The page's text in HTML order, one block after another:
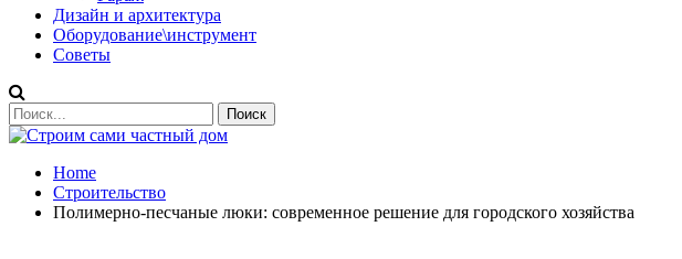
Дизайн и архитектура
Оборудование\инструмент
Советы
Home
Строительство
Полимерно-песчаные люки: современное решение для городского хозяйства